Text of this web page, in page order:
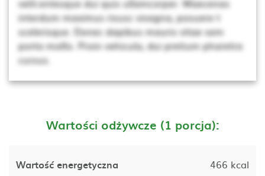
velit.entesque dui quis ullamcorper. Maecenas
interdum maximus risusc vivagna, posuere t
scelerisque. Donec dapibus mauris vitae sem
porta mollis. Proin vehicula, dui pretium pharetra
cursus.
Wartości odżywcze (1 porcja):
Wartość energetyczna 466 kcal